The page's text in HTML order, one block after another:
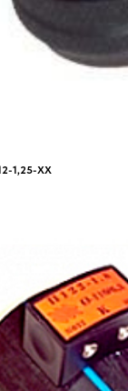
1,25-ХХ